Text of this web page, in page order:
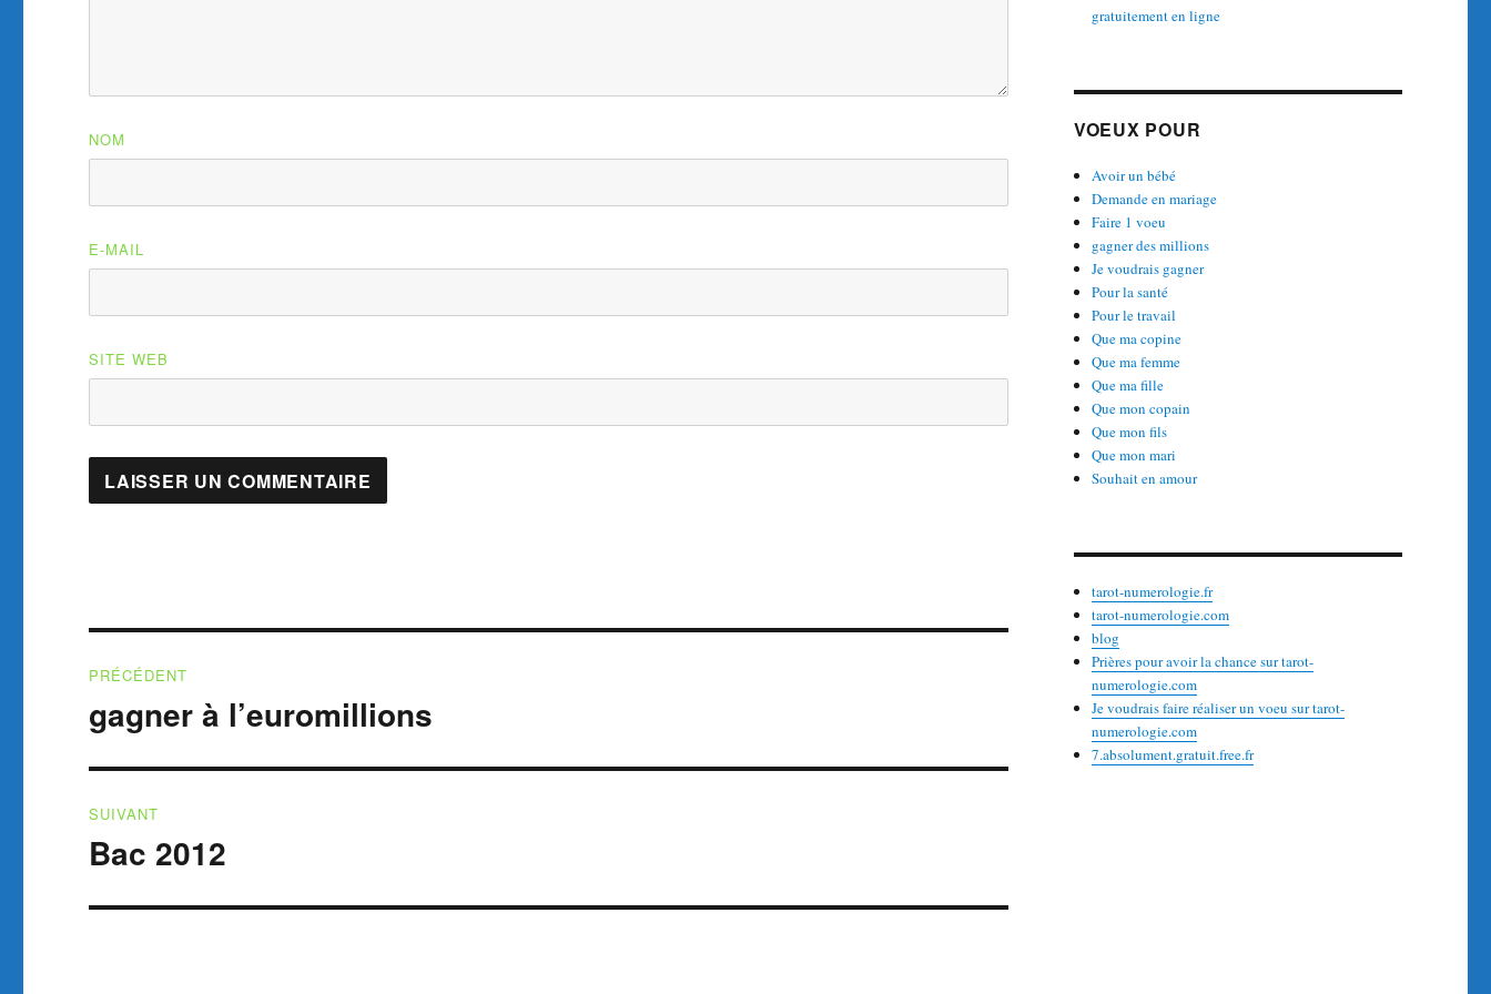
NOM
E-MAIL
SITE WEB
de
PRÉCÉDENT
Publication
précédente :
gagner à l’euromillions
SUIVANT
Publication
Bac 2012
gratuitement en ligne
VOEUX POUR
Avoir un bébé
Demande en mariage
Faire 1 voeu
gagner des millions
Je voudrais gagner
Pour la santé
Pour le travail
Que ma copine
Que ma femme
Que ma fille
Que mon copain
Que mon fils
Que mon mari
Souhait en amour
tarot-numerologie.fr
tarot-numerologie.com
blog
Prières pour avoir la chance sur tarot-
numerologie.com
Je voudrais faire réaliser un voeu sur tarot-
numerologie.com
7.absolument.gratuit.free.fr